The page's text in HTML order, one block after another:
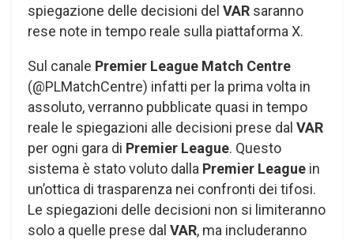
spiegazione delle decisioni del VAR saranno
rese note in tempo reale sulla piattaforma X.
Sul canale Premier League Match Centre
(@PLMatchCentre) infatti per la prima volta in
assoluto, verranno pubblicate quasi in tempo
reale le spiegazioni alle decisioni prese dal VAR
per ogni gara di Premier League. Questo
sistema è stato voluto dalla Premier League in
un’ottica di trasparenza nei confronti dei tifosi.
Le spiegazioni delle decisioni non si limiteranno
solo a quelle prese dal VAR, ma includeranno